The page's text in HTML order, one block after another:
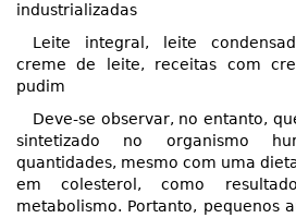
industrializadas
Leite integral, leite
creme de leite, receitas com
pudim
Deve-se observar, no entanto,
sintetizado no organismo
quantidades, mesmo com uma
em colesterol, como
metabolismo. Portanto, pequenos